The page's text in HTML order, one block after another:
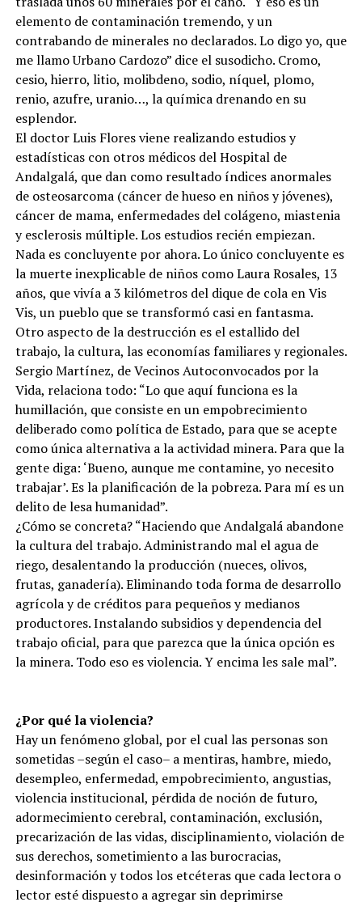
elemento de contaminación tremendo, y un
contrabando de minerales no declarados. Lo digo yo, que
me llamo Urbano Cardozo” dice el susodicho. Cromo,
cesio, hierro, litio, molibdeno, sodio, níquel, plomo,
renio, azufre, uranio…, la química drenando en su
esplendor.
El doctor Luis Flores viene realizando estudios y
estadísticas con otros médicos del Hospital de
Andalgalá, que dan como resultado índices anormales
de osteosarcoma (cáncer de hueso en niños y jóvenes),
cáncer de mama, enfermedades del colágeno, miastenia
y esclerosis múltiple. Los estudios recién empiezan.
Nada es concluyente por ahora. Lo único concluyente es
la muerte inexplicable de niños como Laura Rosales, 13
años, que vivía a 3 kilómetros del dique de cola en Vis
Vis, un pueblo que se transformó casi en fantasma.
Otro aspecto de la destrucción es el estallido del
trabajo, la cultura, las economías familiares y regionales.
Sergio Martínez, de Vecinos Autoconvocados por la
Vida, relaciona todo: “Lo que aquí funciona es la
humillación, que consiste en un empobrecimiento
deliberado como política de Estado, para que se acepte
como única alternativa a la actividad minera. Para que la
gente diga: ‘Bueno, aunque me contamine, yo necesito
trabajar’. Es la planificación de la pobreza. Para mí es un
delito de lesa humanidad”.
¿Cómo se concreta? “Haciendo que Andalgalá abandone
la cultura del trabajo. Administrando mal el agua de
riego, desalentando la producción (nueces, olivos,
frutas, ganadería). Eliminando toda forma de desarrollo
agrícola y de créditos para pequeños y medianos
productores. Instalando subsidios y dependencia del
trabajo oficial, para que parezca que la única opción es
la minera. Todo eso es violencia. Y encima les sale mal”.
¿Por qué la violencia?
Hay un fenómeno global, por el cual las personas son
sometidas –según el caso– a mentiras, hambre, miedo,
desempleo, enfermedad, empobrecimiento, angustias,
violencia institucional, pérdida de noción de futuro,
adormecimiento cerebral, contaminación, exclusión,
precarización de las vidas, disciplinamiento, violación de
sus derechos, sometimiento a las burocracias,
desinformación y todos los etcéteras que cada lectora o
lector esté dispuesto a agregar sin deprimirse